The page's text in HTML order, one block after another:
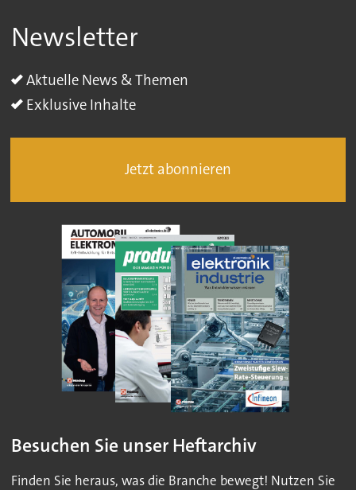
Newsletter
Aktuelle News & Themen
Exklusive Inhalte
Jetzt abonnieren
Besuchen Sie unser Heftarchiv
Finden Sie heraus, was die Branche bewegt! Nutzen Sie